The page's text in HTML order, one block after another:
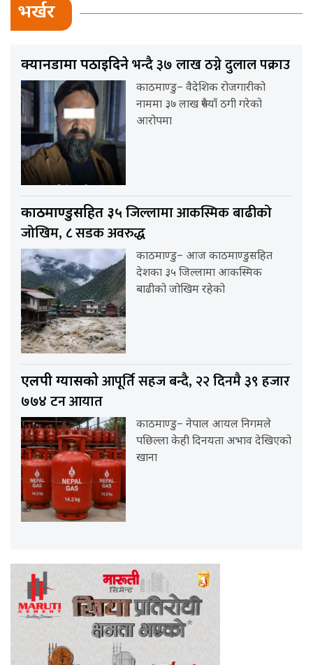
भर्खर
क्यानडामा पठाइदिनेभन्दै ३७ लाख ठग्ने दुलाल पक्राउ
काठमाण्डु– वैदेशिक रोजगारीको
नाममा ३७ लाख रुपैयाँ ठगी गरेको
आरोपमा
काठमाण्डुसहित ३५ जिल्लामा आकस्मिक बाढीको
जोखिम, ८ सडक अवरुद्ध
काठमाण्डु– आज काठमाण्डुसहित
देशका ३५ जिल्लामा आकस्मिक
बाढीको जोखिम रहेको
एलपी ग्यासकोआपूर्ति सहज बन्दै, २२ दिनमै ३९ हजार
७७४ टन आयात
काठमाण्डु– नेपाल आयल निगमले
पछिल्ला केही दिनयता अभाव देखिएको
खाना